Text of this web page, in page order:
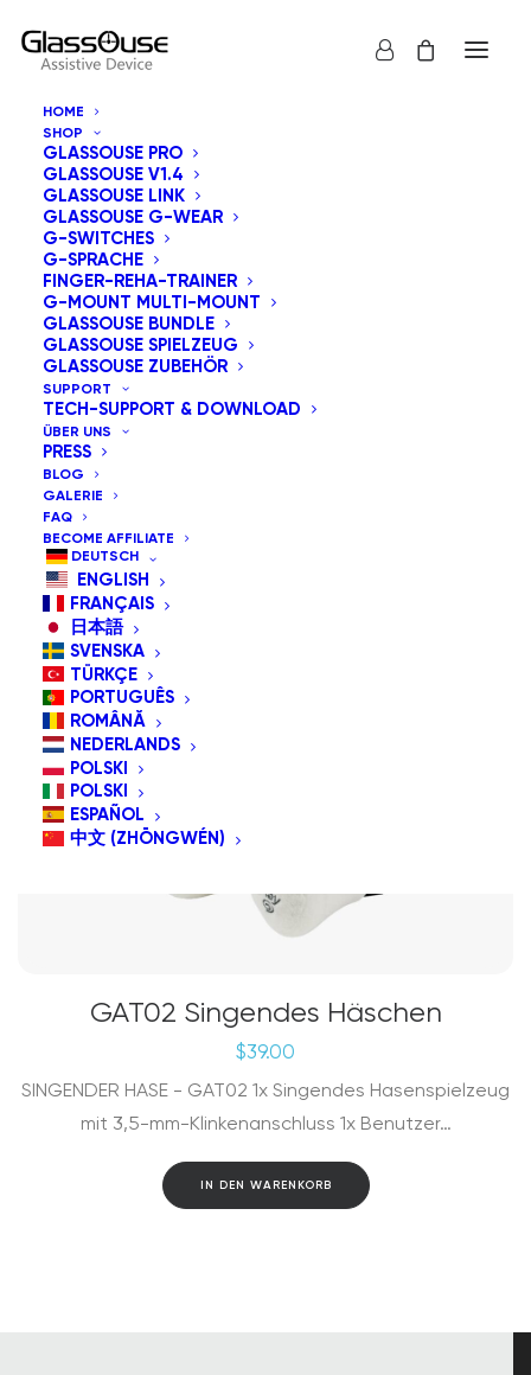
HOME
SHOP
GLASSOUSE PRO
GLASSOUSE V1.4
GLASSOUSE LINK
GLASSOUSE G-WEAR
G-SWITCHES
G-SPRACHE
FINGER-REHA-TRAINER
G-MOUNT MULTI-MOUNT
GLASSOUSE BUNDLE
GLASSOUSE SPIELZEUG
GLASSOUSE ZUBEHÖR
SUPPORT
TECH-SUPPORT & DOWNLOAD
ÜBER UNS
PRESS
BLOG
GALERIE
FAQ
BECOME AFFILIATE
DEUTSCH
ENGLISH
FRANÇAIS
日本語
SVENSKA
TÜRKÇE
PORTUGUÊS
ROMÂNĂ
NEDERLANDS
POLSKI
POLSKI
ESPAÑOL
中文 (ZHŌNGWÉN)
Alle anzeigen
Standardsortierung
Nach Beliebtheit sortiert
Nach Aktualität sortieren
Nach Preis sortieren: absteigend
GAT02 Singendes Häschen
$39.00
SINGENDER HASE - GAT02 1x Singendes Hasenspielzeug
mit 3,5-mm-Klinkenanschluss 1x Benutzer…
IN DEN WARENKORB